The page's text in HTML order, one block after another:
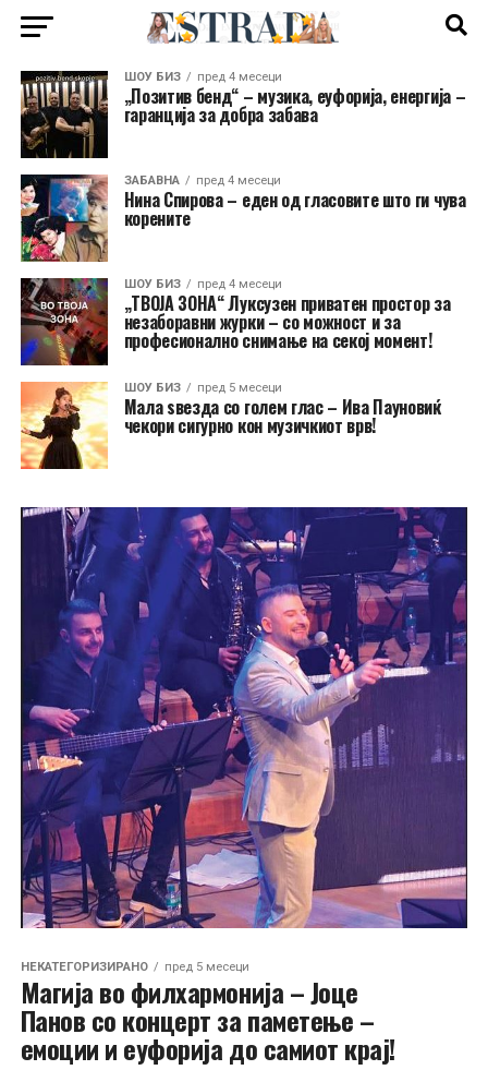
ШОУ БИЗ пред 4 месеци
„Позитив бенд“ – музика, еуфорија, енергија –
гаранција за добра забава
ЗАБАВНА пред 4 месеци
Нина Спирова – еден од гласовите што ги чува
корените
ШОУ БИЗ пред 4 месеци
„ТВОЈА ЗОНА“ Луксузен приватен простор за
незаборавни журки – со можност и за
професионално снимање на секој момент!
ШОУ БИЗ пред 5 месеци
Мала ѕвезда со голем глас – Ива Пауновиќ
чекори сигурно кон музичкиот врв!
НЕКАТЕГОРИЗИРАНО пред 5 месеци
Магија во филхармонија – Јоце
Панов со концерт за паметење –
емоции и еуфорија до самиот крај!